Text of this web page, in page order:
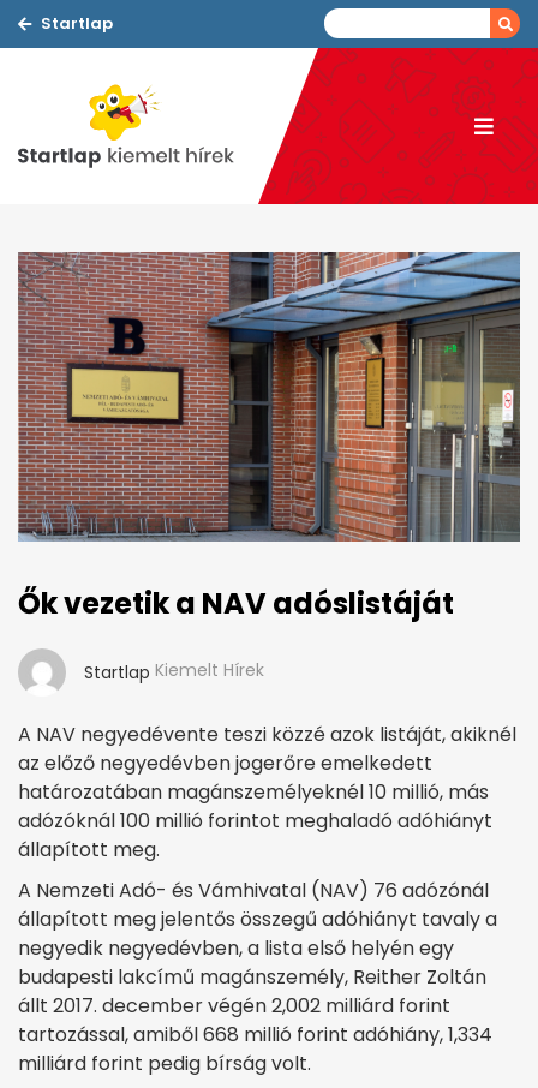
Startlap
Ők vezetik a NAV adóslistáját
Startlap Kiemelt Hírek
A NAV negyedévente teszi közzé azok listáját, akiknél
az előző negyedévben jogerőre emelkedett
határozatában magánszemélyeknél 10 millió, más
adózóknál 100 millió forintot meghaladó adóhiányt
állapított meg.
A Nemzeti Adó- és Vámhivatal (NAV) 76 adózónál
állapított meg jelentős összegű adóhiányt tavaly a
negyedik negyedévben, a lista első helyén egy
budapesti lakcímű magánszemély, Reither Zoltán
állt 2017. december végén 2,002 milliárd forint
tartozással, amiből 668 millió forint adóhiány, 1,334
milliárd forint pedig bírság volt.